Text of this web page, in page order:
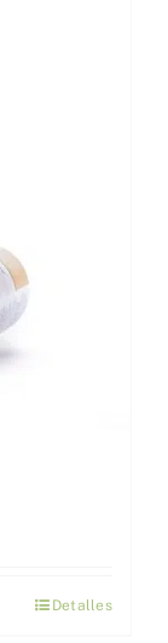
Detalles